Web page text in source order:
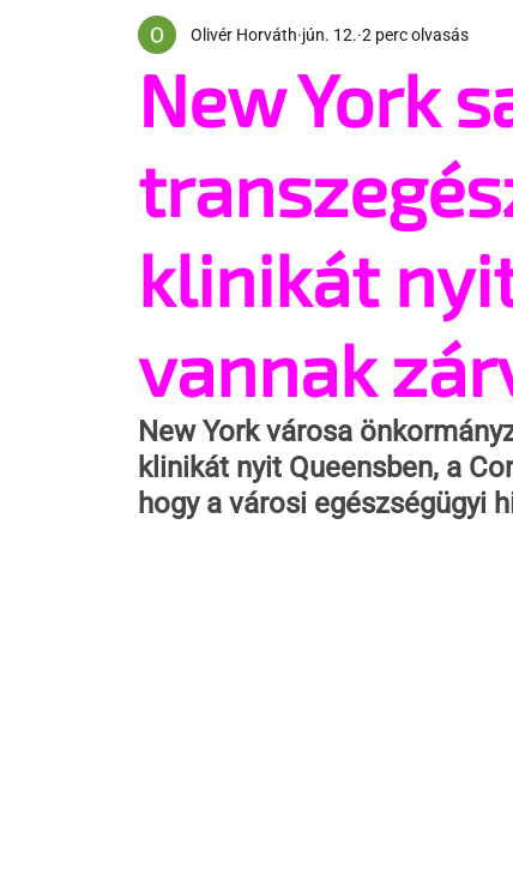
New York
klinikát
vannak
Olivér Horváth jún. 12. 2 perc olvasás
New York városa
klinikát nyit Queensben, a
hogy a városi egészségügyi